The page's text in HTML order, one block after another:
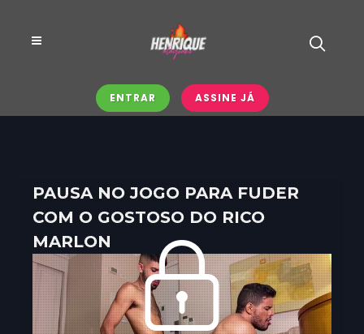
ENTRAR ASSINE JÁ
PAUSA NO JOGO PARA FUDER
COM O GOSTOSO DO RICO
MARLON